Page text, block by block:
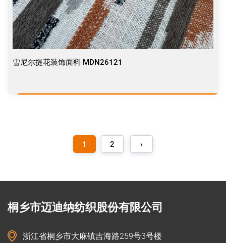
雪尼尔提花装饰面料 MDN26121
1 2 ›
桐乡市迈迪纳纺织股份有限公司
浙江省桐乡市大麻镇吉海路259号3号楼